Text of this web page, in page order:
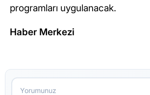
programları uygulanacak.
Haber Merkezi